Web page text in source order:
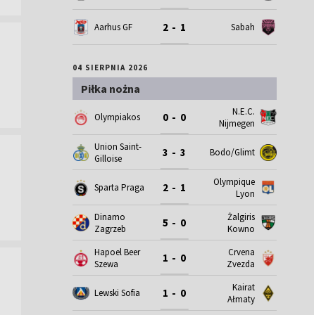
Aarhus GF 2 - 1 Sabah
04 SIERPNIA 2026
Piłka nożna
Olympiakos 0 - 0
N.E.C.
Nijmegen
Union Saint-
Gilloise
3 - 3 Bodo/Glimt
Sparta Praga 2 - 1
Olympique
Lyon
Dinamo
Zagrzeb
5 - 0
Żalgiris
Kowno
Hapoel Beer
Szewa
1 - 0
Crvena
Zvezda
Lewski Sofia 1 - 0
Kairat
Ałmaty